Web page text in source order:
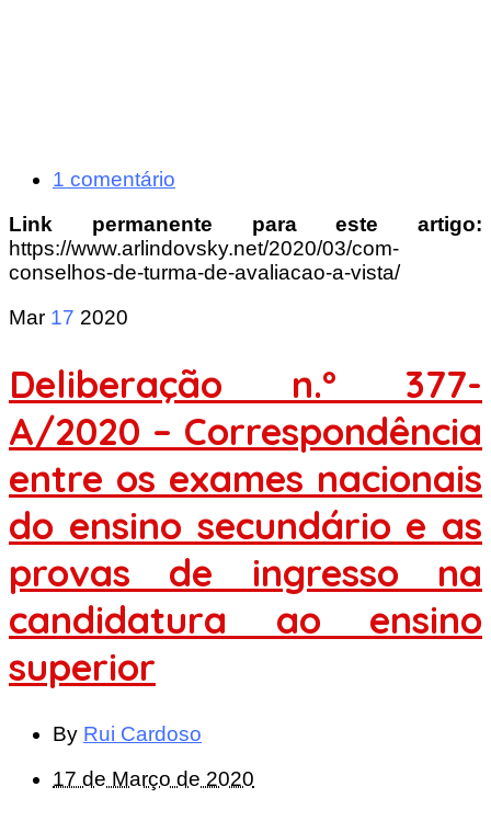
1 comentário
Link permanente para este artigo:
https://www.arlindovsky.net/2020/03/com-
conselhos-de-turma-de-avaliacao-a-vista/
Mar 17 2020
Deliberação n.º 377-
A/2020 – Correspondência
entre os exames nacionais
do ensino secundário e as
provas de ingresso na
candidatura ao ensino
superior
By Rui Cardoso
17 de Março de 2020